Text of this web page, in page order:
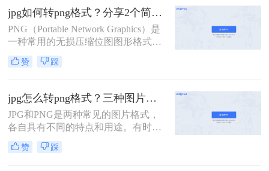
化效果。本文将详细介绍jpg怎么转
png图片，并探讨转换的优势和注意
事项。
jpg如何转png格式？分享2个简单的方法！
PNG（Portable Network Graphics）是
一种常用的无损压缩位图图形格式，
它支持透明度，并具有更高的色彩深
度和更广泛的用途。如果你有一张
PNG格式，那么jpg如何转png格式
呢？以下是将JPG转换为PNG的详细
步骤与指南。
赞 踩
jpg怎么转png格式？三种图片格式转换的方法交给你！
JPG和PNG是两种常见的图片格式，
各自具有不同的特点和用途。有时我
们需要将JPG格式转换成PNG格式，
以获得更好的图像质量和更广泛的兼
赞 踩